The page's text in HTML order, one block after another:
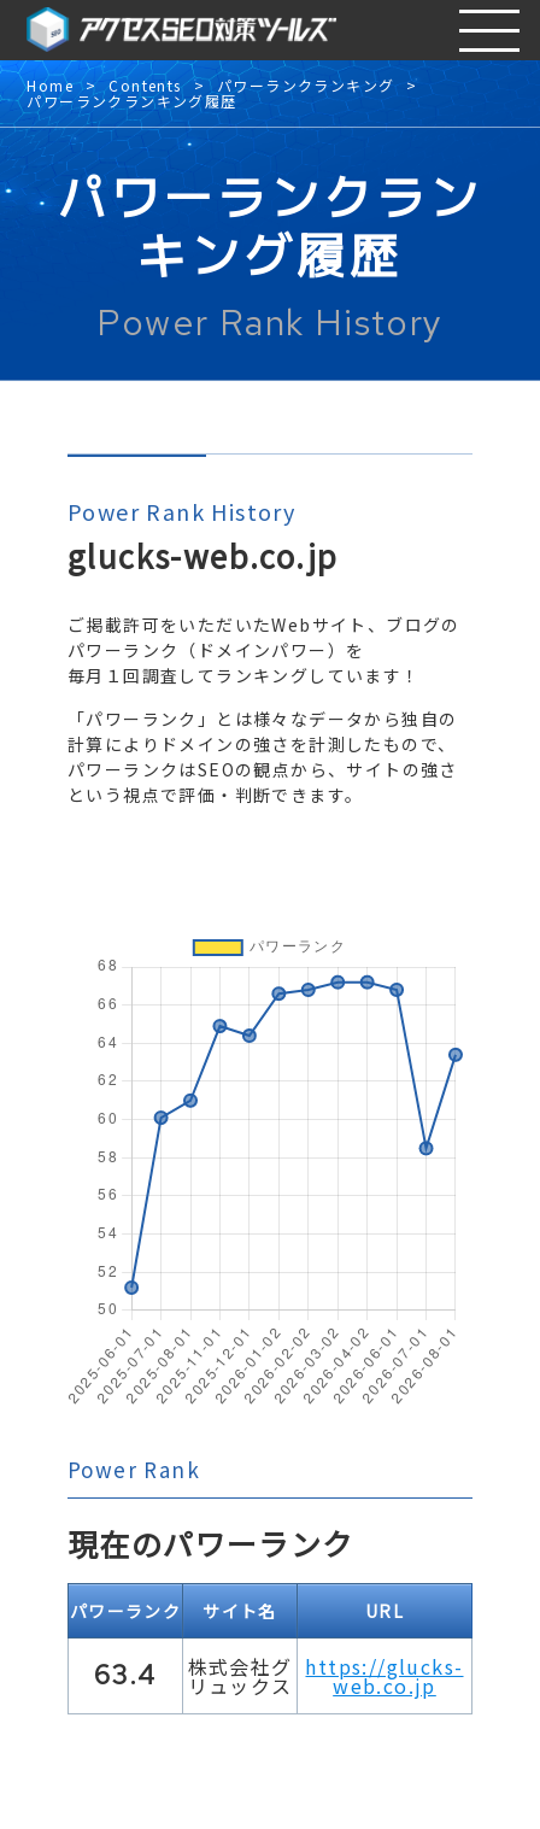
Home Contents パワーランクランキング
パワーランクランキング履歴
パワーランクラン
キング履歴
Power Rank History
Power Rank History
glucks-web.co.jp
ご掲載許可をいただいたWebサイト、ブログの
パワーランク（ドメインパワー）を
毎月１回調査してランキングしています！
「パワーランク」とは様々なデータから独自の
計算によりドメインの強さを計測したもので、
パワーランクはSEOの観点から、サイトの強さ
という視点で評価・判断できます。
Power Rank
現在のパワーランク
パワーランク サイト名 URL
63.4 株式会社グ
リュックス
https://glucks-
web.co.jp